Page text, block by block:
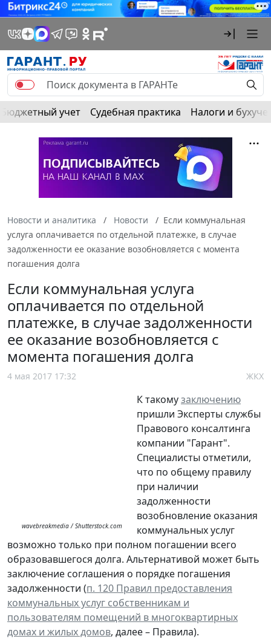
Бюджетный учет Судебная практика Налоги и
Новости и аналитика Новости
Если коммунальная
услуга оплачивается по отдельной платежке, в случае
задолженности ее оказание возобновляется с момента
погашения долга
Если коммунальная услуга
оплачивается по отдельной
платежке, в случае задолженности
ее оказание возобновляется с
момента погашения долга
4 мая 2017 17:32 ЖКХ
wavebreakmedia / Shutterstock.com
К такомузаключению
пришли Эксперты службы
Правового консалтинга
компании "Гарант".
Специалисты отметили,
что по общему правилу
при наличии
задолженности
возобновление оказания
коммунальных услуг
возможно только при полном погашении всего
образовавшегося долга. Альтернативой может быть
заключение соглашения о порядке погашения
задолженности (п. 120 Правил предоставления
коммунальных услуг собственникам и
пользователям помещений в многоквартирных
домах и жилых домов, далее – Правила).